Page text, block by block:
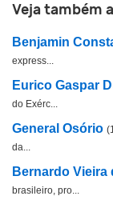
Veja também
Benjamin
express...
Eurico Gaspar
do Exérc...
General Osório
da...
Bernardo Vieira
brasileiro, pro...